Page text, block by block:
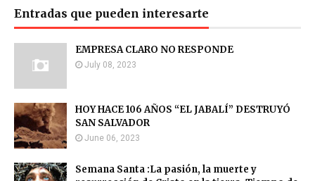
Entradas que pueden interesarte
EMPRESA CLARO NO RESPONDE
July 08, 2023
HOY HACE 106 AÑOS “EL JABALÍ” DESTRUYÓ
SAN SALVADOR
June 06, 2023
Semana Santa :La pasión, la muerte y